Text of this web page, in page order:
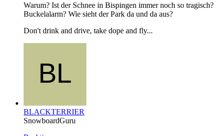
Warum? Ist der Schnee in Bispingen immer noch so tragisch?
Buckelalarm? Wie sieht der Park da und da aus?
Don't drink and drive, take dope and fly...
BLACKTERRIER
SnowboardGuru